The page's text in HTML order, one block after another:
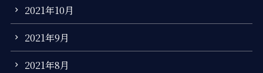
2021年10月
2021年9月
2021年8月